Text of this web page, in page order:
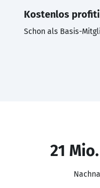
Kostenlos
Schon als Basis-
21